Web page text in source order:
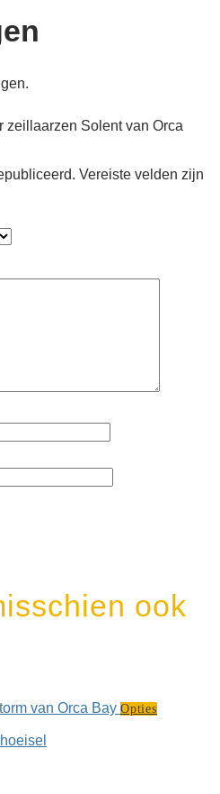
zeillaarzen Solent van Orca
Vereiste velden zijn
ook
Opties